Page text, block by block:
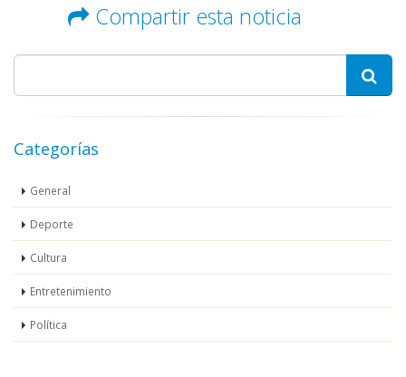
Compartir esta noticia
Categorías
General
Deporte
Cultura
Entretenimiento
Política